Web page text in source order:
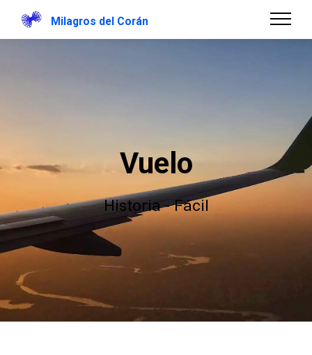
Milagros del Corán
Vuelo
Historia - Fácil